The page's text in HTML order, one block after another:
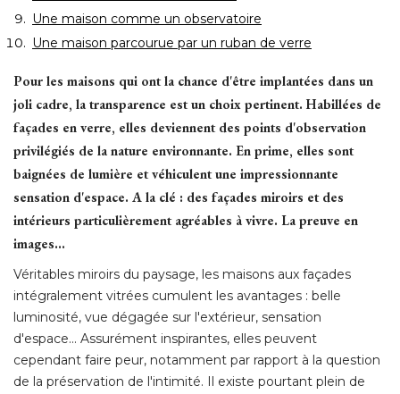
Une maison comme un observatoire
Une maison parcourue par un ruban de verre
Pour les maisons qui ont la chance d'être implantées dans un
joli cadre, la transparence est un choix pertinent. Habillées de
façades en verre, elles deviennent des points d'observation
privilégiés de la nature environnante. En prime, elles sont
baignées de lumière et véhiculent une impressionnante
sensation d'espace. A la clé : des façades miroirs et des
intérieurs particulièrement agréables à vivre. La preuve en
images...
Véritables miroirs du paysage, les maisons aux façades
intégralement vitrées cumulent les avantages : belle
luminosité, vue dégagée sur l'extérieur, sensation
d'espace... Assurément inspirantes, elles peuvent
cependant faire peur, notamment par rapport à la question
de la préservation de l'intimité. Il existe pourtant plein de